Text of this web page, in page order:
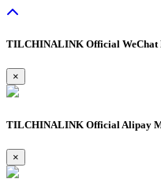
TILCHINALINK Official WeChat
×
TILCHINALINK Official Alipay
×